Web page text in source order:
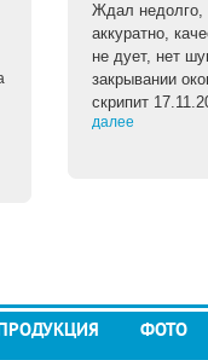
Ждал недолго,
аккуратно,
не дует, нет
закрывании
скрипит
далее
ФОТО